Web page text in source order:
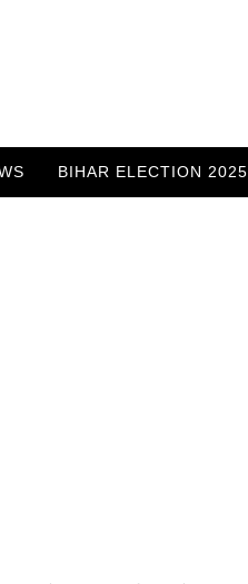
BIHAR ELECTION 2025